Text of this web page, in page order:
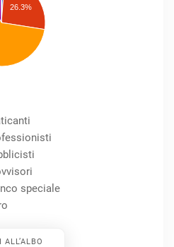
26.3%
speciale
ALL’ALBO